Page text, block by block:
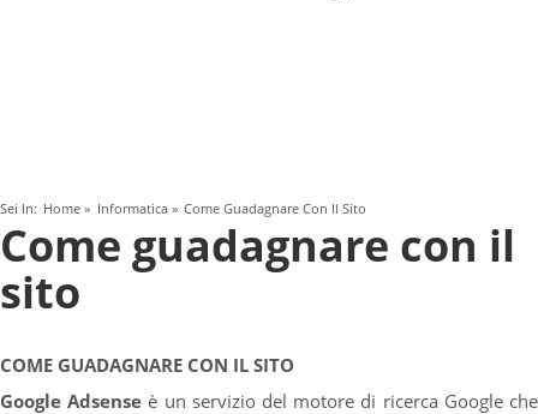
Sei In: Home » Informatica» Come Guadagnare Con Il Sito
Come guadagnare con il
sito
COME GUADAGNARE CON IL SITO
Google Adsense è un servizio del motore di ricerca Google che